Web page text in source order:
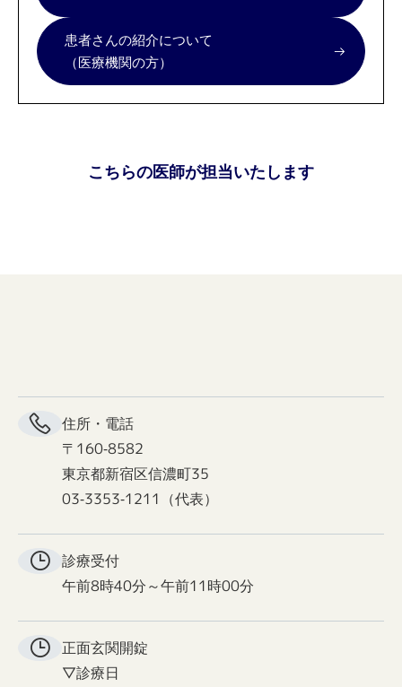
患者さんの紹介について
（医療機関の方）
こちらの医師が担当いたします
住所・電話
〒160-8582
東京都新宿区信濃町35
03-3353-1211（代表）
診療受付
午前8時40分～午前11時00分
正面玄関開錠
▽診療日